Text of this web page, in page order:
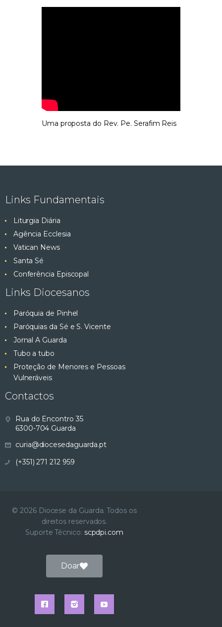
Uma proposta do Rev. Pe. Serafim Reis
Links Fundamentais
Liturgia Diária
Agência Ecclesia
Vatican News
Santa Sé
Conferência Episcopal
Links Diocesanos
Paróquia de Pinhel
Paróquias da Sé e S. Vicente
Jornal A Guarda
Tubo a tubo
Proteção de Menores e Pessoas
Vulneráveis
Contactos
Rua do Encontro 35
6300-704 Guarda
curia@diocesedaguarda.pt
(+351) 271 212 959
© 2026 Diocese da Guarda. Todos os
direitos reservados.
Suporte Técnico: scpdpi.com
Doar